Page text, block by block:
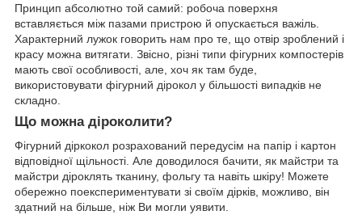
Принцип абсолютно той самий: робоча поверхня
вставляється між пазами пристрою й опускається важіль.
Характерний лужок говорить нам про те, що отвір зроблений і
красу можна витягати. Звісно, різні типи фігурних компостерів
мають свої особливості, але, хоч як там буде,
використовувати фігурний дірокол у більшості випадків не
складно.
Що можна діроколити?
Фігурний діркокол розрахований передусім на папір і картон
відповідної щільності. Але доводилося бачити, як майстри та
майстри діроклять тканину, фольгу та навіть шкіру! Можете
обережно поекспериментувати зі своїм дірків, можливо, він
здатний на більше, ніж Ви могли уявити.